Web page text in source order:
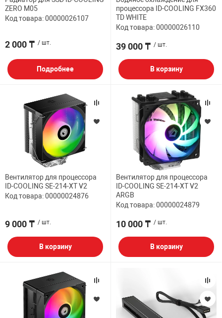
ZERO M05
Код товара: 00000026107
2 000 ₸ / шт.
Подробнее
процессора ID-COOLING FX360
TD WHITE
Код товара: 00000026110
39 000 ₸ / шт.
В корзину
Вентилятор для процессора
ID-COOLING SE-214-XT V2
Код товара: 00000024876
9 000 ₸ / шт.
В корзину
Вентилятор для процессора
ID-COOLING SE-214-XT V2
ARGB
Код товара: 00000024879
10 000 ₸ / шт.
В корзину